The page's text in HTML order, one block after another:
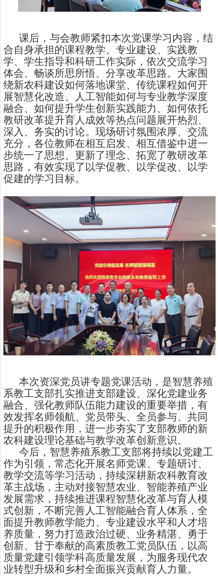
课后，与会教师紧扣本次党课学习内容，结
合自身承担的课程教学、专业建设、实践教
学、学生指导和科研工作实际，依次交流学习
体会、畅谈所思所悟、分享改革思路。大家围
绕新农科建设如何落地课堂、传统课程如何开
展智慧化改造、人工智能如何与专业教学深度
融合、如何提升学生创新实践能力、如何依托
教研改革提升育人成效等热点问题展开热烈、
深入、务实的讨论。现场研讨氛围浓厚、交流
充分，各位教师在相互启发、相互借鉴中进一
步统一了思想、更新了理念、拓宽了教研改革
思路，有效实现了以学促教、以学促改、以学
促建的学习目标。
本次资深党员讲专题党课活动，是智慧养殖
系教工支部扎实推进支部建设、深化党建业务
融合、强化教师队伍能力建设的重要举措，有
效发挥名师领航、党员带头、全员参与、共同
提升的积极作用，进一步夯实了支部教师的新
农科建设理论基础与教学改革创新意识。
今后，智慧养殖系教工支部将持续以党建工
作为引领，常态化开展名师党课、专题研讨、
教学交流等学习活动，持续深耕新农科教育改
革主战场，主动对接智慧农业、智能养殖产业
发展需求，持续推进课程智慧化改革与育人模
式创新，不断完善人工智能融合育人体系，全
面提升教师教学能力、专业建设水平和人才培
养质量，努力打造政治过硬、业务精湛、勇于
创新、甘于奉献的高素质教工党员队伍，以高
质量党建引领学科高质量发展，为服务现代农
业转型升级和乡村全面振兴贡献育人力量。